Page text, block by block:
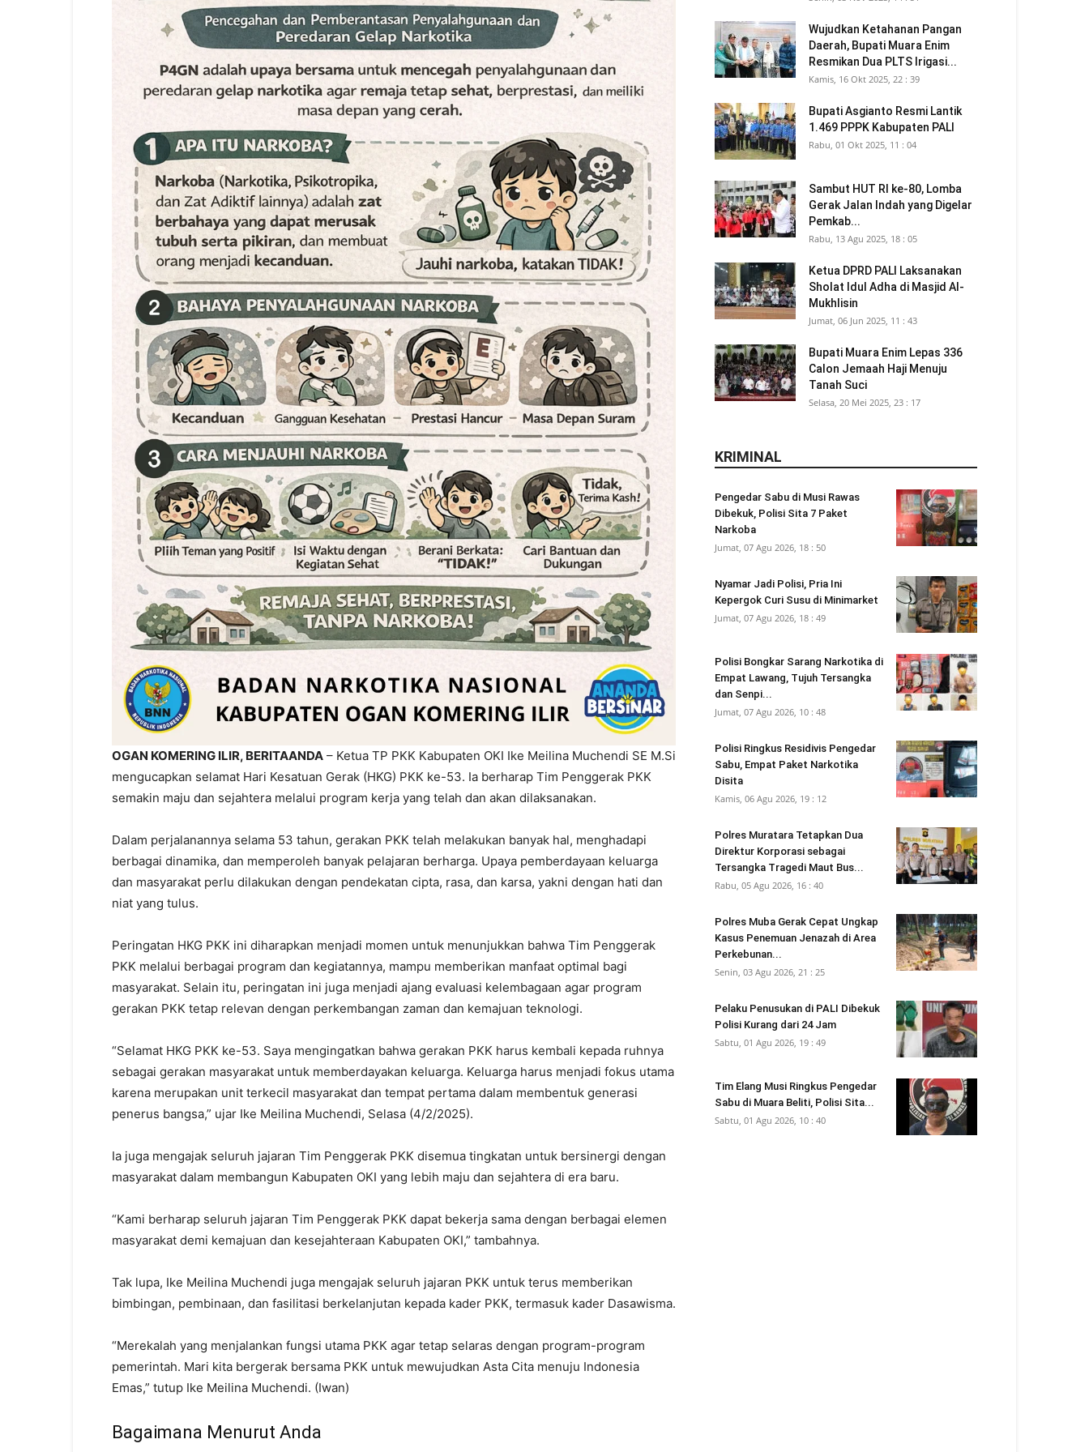
OGAN KOMERING ILIR, BERITAANDA – Ketua TP PKK Kabupaten OKI Ike Meilina Muchendi SE M.Si
mengucapkan selamat Hari Kesatuan Gerak (HKG) PKK ke-53. Ia berharap Tim Penggerak PKK
semakin maju dan sejahtera melalui program kerja yang telah dan akan dilaksanakan.
Dalam perjalanannya selama 53 tahun, gerakan PKK telah melakukan banyak hal, menghadapi
berbagai dinamika, dan memperoleh banyak pelajaran berharga. Upaya pemberdayaan keluarga
dan masyarakat perlu dilakukan dengan pendekatan cipta, rasa, dan karsa, yakni dengan hati dan
niat yang tulus.
Peringatan HKG PKK ini diharapkan menjadi momen untuk menunjukkan bahwa Tim Penggerak
PKK melalui berbagai program dan kegiatannya, mampu memberikan manfaat optimal bagi
masyarakat. Selain itu, peringatan ini juga menjadi ajang evaluasi kelembagaan agar program
gerakan PKK tetap relevan dengan perkembangan zaman dan kemajuan teknologi.
“Selamat HKG PKK ke-53. Saya mengingatkan bahwa gerakan PKK harus kembali kepada ruhnya
sebagai gerakan masyarakat untuk memberdayakan keluarga. Keluarga harus menjadi fokus utama
karena merupakan unit terkecil masyarakat dan tempat pertama dalam membentuk generasi
penerus bangsa,” ujar Ike Meilina Muchendi, Selasa (4/2/2025).
Ia juga mengajak seluruh jajaran Tim Penggerak PKK disemua tingkatan untuk bersinergi dengan
masyarakat dalam membangun Kabupaten OKI yang lebih maju dan sejahtera di era baru.
“Kami berharap seluruh jajaran Tim Penggerak PKK dapat bekerja sama dengan berbagai elemen
masyarakat demi kemajuan dan kesejahteraan Kabupaten OKI,” tambahnya.
Tak lupa, Ike Meilina Muchendi juga mengajak seluruh jajaran PKK untuk terus memberikan
bimbingan, pembinaan, dan fasilitasi berkelanjutan kepada kader PKK, termasuk kader Dasawisma.
“Merekalah yang menjalankan fungsi utama PKK agar tetap selaras dengan program-program
pemerintah. Mari kita bergerak bersama PKK untuk mewujudkan Asta Cita menuju Indonesia
Emas,” tutup Ike Meilina Muchendi. (Iwan)
Bagaimana Menurut Anda
Wujudkan Ketahanan Pangan
Daerah, Bupati Muara Enim
Resmikan Dua PLTS Irigasi...
Kamis, 16 Okt 2025, 22 : 39
Bupati Asgianto Resmi Lantik
1.469 PPPK Kabupaten PALI
Rabu, 01 Okt 2025, 11 : 04
Sambut HUT RI ke-80, Lomba
Gerak Jalan Indah yang Digelar
Pemkab...
Rabu, 13 Agu 2025, 18 : 05
Ketua DPRD PALI Laksanakan
Sholat Idul Adha di Masjid Al-
Mukhlisin
Jumat, 06 Jun 2025, 11 : 43
Bupati Muara Enim Lepas 336
Calon Jemaah Haji Menuju
Tanah Suci
Selasa, 20 Mei 2025, 23 : 17
KRIMINAL
Pengedar Sabu di Musi Rawas
Dibekuk, Polisi Sita 7 Paket
Narkoba
Jumat, 07 Agu 2026, 18 : 50
Nyamar Jadi Polisi, Pria Ini
Kepergok Curi Susu di Minimarket
Jumat, 07 Agu 2026, 18 : 49
Polisi Bongkar Sarang Narkotika di
Empat Lawang, Tujuh Tersangka
dan Senpi...
Jumat, 07 Agu 2026, 10 : 48
Polisi Ringkus Residivis Pengedar
Sabu, Empat Paket Narkotika
Disita
Kamis, 06 Agu 2026, 19 : 12
Polres Muratara Tetapkan Dua
Direktur Korporasi sebagai
Tersangka Tragedi Maut Bus...
Rabu, 05 Agu 2026, 16 : 40
Polres Muba Gerak Cepat Ungkap
Kasus Penemuan Jenazah di Area
Perkebunan...
Senin, 03 Agu 2026, 21 : 25
Pelaku Penusukan di PALI Dibekuk
Polisi Kurang dari 24 Jam
Sabtu, 01 Agu 2026, 19 : 49
Tim Elang Musi Ringkus Pengedar
Sabu di Muara Beliti, Polisi Sita...
Sabtu, 01 Agu 2026, 10 : 40